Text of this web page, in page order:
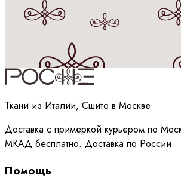
Принимаюполитикуобработки
Ткани из Италии, Сшито в Москве
Доставка с примеркой курьером по
МКАД бесплатно. Доставка по России
Помощь